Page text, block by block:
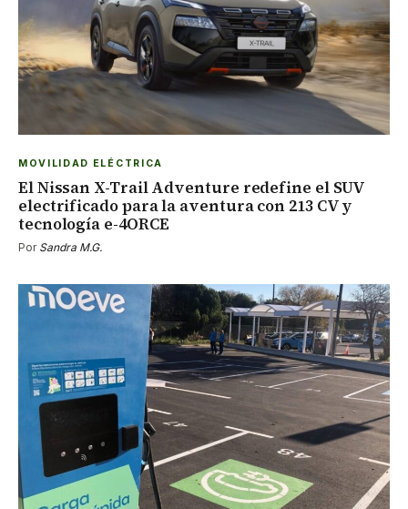
MOVILIDAD ELÉCTRICA
El Nissan X-Trail Adventure redefine el SUV
electrificado para la aventura con 213 CV y
tecnología e-4ORCE
Por Sandra M.G.